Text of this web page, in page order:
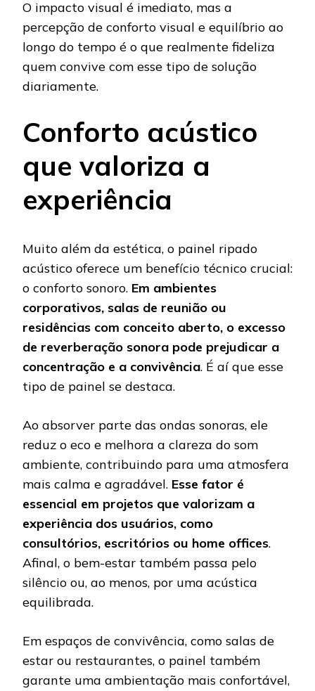
O impacto visual é imediato, mas a
percepção de conforto visual e equilíbrio ao
longo do tempo é o que realmente fideliza
quem convive com esse tipo de solução
diariamente.
Conforto acústico
que valoriza a
experiência
Muito além da estética, o painel ripado
acústico oferece um benefício técnico crucial:
o conforto sonoro. Em ambientes
corporativos, salas de reunião ou
residências com conceito aberto, o excesso
de reverberação sonora pode prejudicar a
concentração e a convivência. É aí que esse
tipo de painel se destaca.
Ao absorver parte das ondas sonoras, ele
reduz o eco e melhora a clareza do som
ambiente, contribuindo para uma atmosfera
mais calma e agradável. Esse fator é
essencial em projetos que valorizam a
experiência dos usuários, como
consultórios, escritórios ou home offices.
Afinal, o bem-estar também passa pelo
silêncio ou, ao menos, por uma acústica
equilibrada.
Em espaços de convivência, como salas de
estar ou restaurantes, o painel também
garante uma ambientação mais confortável,